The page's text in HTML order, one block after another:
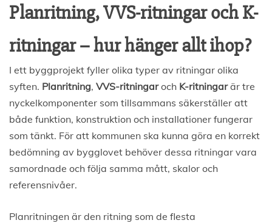
Planritning, VVS-ritningar och K-
ritningar – hur hänger allt ihop?
I ett byggprojekt fyller olika typer av ritningar olika
syften. Planritning, VVS-ritningaroch K-ritningarär tre
nyckelkomponenter som tillsammans säkerställer att
både funktion, konstruktion och installationer fungerar
som tänkt. För att kommunen ska kunna göra en korrekt
bedömning av bygglovet behöver dessa ritningar vara
samordnade och följa samma mått, skalor och
referensnivåer.
Planritningen är den ritning som de flesta